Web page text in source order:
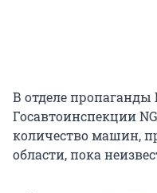
В отделе
Госавтоинспекции
количество машин,
области, пока